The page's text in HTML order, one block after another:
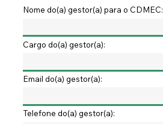
Nome do(a) gestor(a) para o CDMEC:
Cargo do(a) gestor(a):
Email do(a) gestor(a):
Telefone do(a) gestor(a):